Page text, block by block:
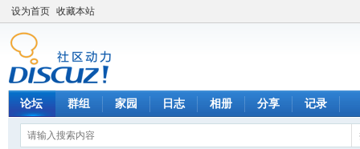
设为首页 收藏本站
论坛 群组 家园 日志 相册 分享 记录